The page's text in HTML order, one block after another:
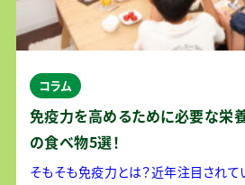
コラム
免疫力を高めるために必要な栄
の食べ物5選！
そもそも免疫力とは？近年注目されて